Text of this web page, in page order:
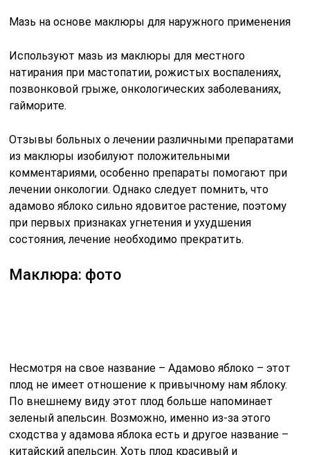
Мазь на основе маклюры для наружного применения
Используют мазь из маклюры для местного
натирания при мастопатии, рожистых воспалениях,
позвонковой грыже, онкологических заболеваниях,
гайморите.
Отзывы больных о лечении различными препаратами
из маклюры изобилуют положительными
комментариями, особенно препараты помогают при
лечении онкологии. Однако следует помнить, что
адамово яблоко сильно ядовитое растение, поэтому
при первых признаках угнетения и ухудшения
состояния, лечение необходимо прекратить.
Маклюра: фото
Несмотря на свое название – Адамово яблоко – этот
плод не имеет отношение к привычному нам яблоку.
По внешнему виду этот плод больше напоминает
зеленый апельсин. Возможно, именно из-за этого
сходства у адамова яблока есть и другое название –
китайский апельсин. Хоть плод красивый и